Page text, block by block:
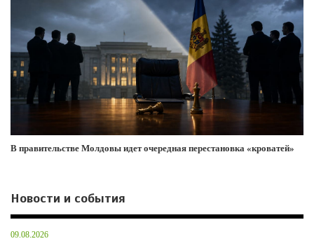
В правительстве Молдовы идет очередная перестановка «кроватей»
Новости и события
09.08.2026